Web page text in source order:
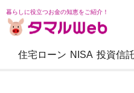
暮らしに役立つお金の知恵をご紹介！
住宅ローン NISA 投資信託